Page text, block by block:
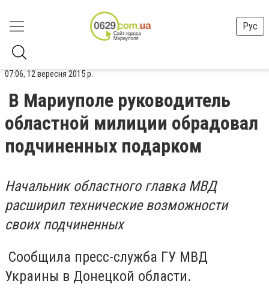
Рус
07:06, 12 вересня 2015 р.
В Мариуполе руководитель
областной милиции обрадовал
подчиненных подарком
Начальник областного главка МВД
расширил технические возможности
своих подчиненных
Сообщила пресс-служба ГУ МВД
Украины в Донецкой области.